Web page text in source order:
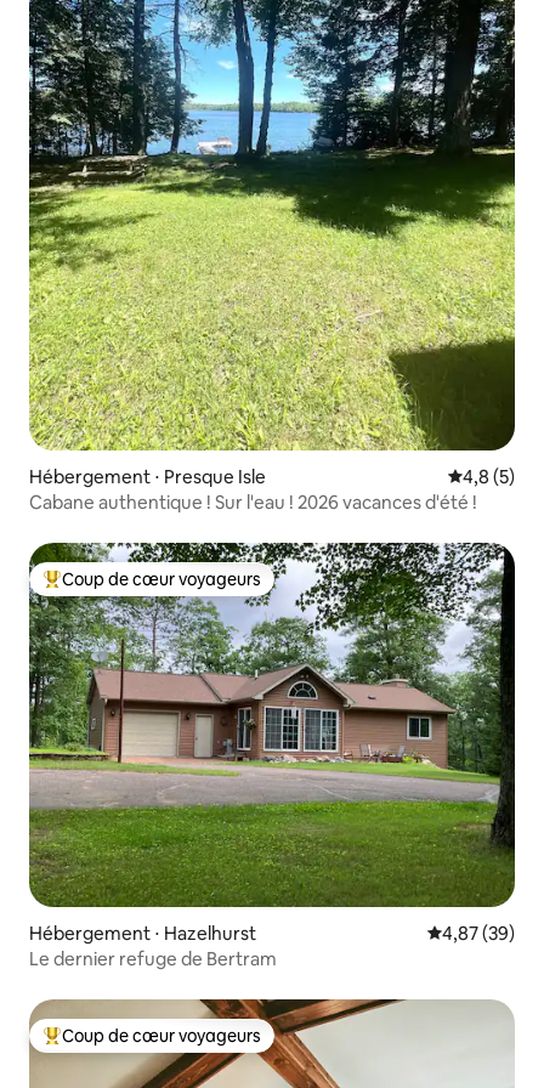
Hébergement ⋅ Presque Isle Évaluation
4,8 (5)
Cabane authentique ! Sur l'eau ! 2026 vacances d'été !
Coups de cœur voyageurs les plus appréciés
Coup de cœur voyageurs
Hébergement ⋅ Hazelhurst Évaluation
4,87 (39)
Le dernier refuge de Bertram
Coups de cœur voyageurs les plus appréciés
Coup de cœur voyageurs